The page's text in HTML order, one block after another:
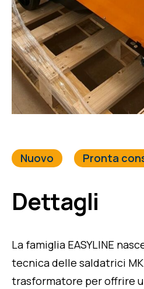
Nuovo Pronta
Dettagli
La famiglia EASYLINE
tecnica delle saldatrici MK
trasformatore per offrire